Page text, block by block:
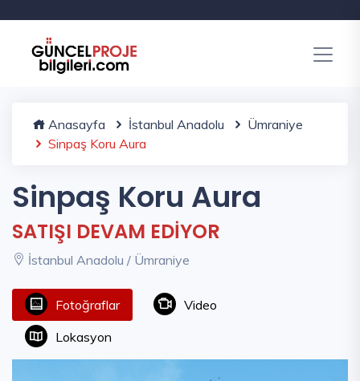
Anasayfa İstanbul Anadolu
Ümraniye
Sinpaş Koru Aura
Sinpaş Koru Aura
SATIŞI DEVAM EDİYOR
İstanbul Anadolu / Ümraniye
Fotoğraflar
Video
Lokasyon